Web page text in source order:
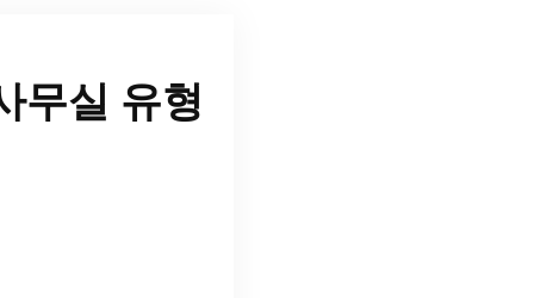
무실 유형